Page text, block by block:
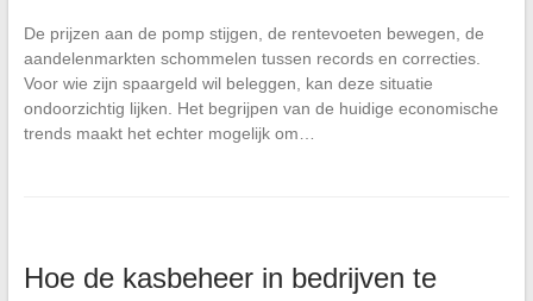
De prijzen aan de pomp stijgen, de rentevoeten bewegen, de
aandelenmarkten schommelen tussen records en correcties.
Voor wie zijn spaargeld wil beleggen, kan deze situatie
ondoorzichtig lijken. Het begrijpen van de huidige economische
trends maakt het echter mogelijk om…
Hoe de kasbeheer in bedrijven te